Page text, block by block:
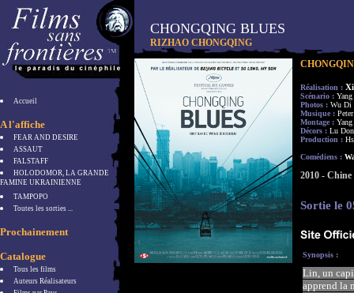
Accueil
A l'affiche
FEAR AND DESIRE
ASSAUT
FALSTAFF
HOLODOMOR, LA GRANDE
FAMINE UKRAINIENNE
TAMPOPO
Toutes les sorties ...
Prochainement
Catalogue
Tous les films
Auteurs Réalisateurs
CHONGQING BLUES
RIZHAO CHONGQING
Réalisation :
Scénario :
Photos : Wu Di
Musique :
Montage :
Décors : Lu
Production :
Comédiens :
2010 -
Sortie le
Synopsis :
Lin, un
apprend la